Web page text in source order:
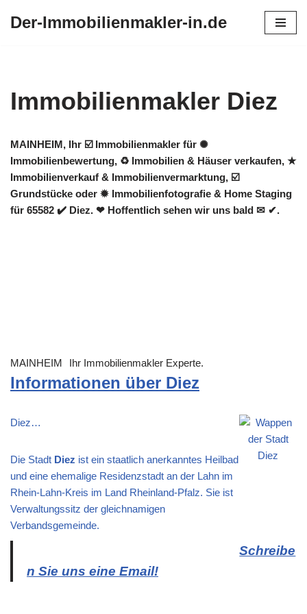
Der-Immobilienmakler-in.de
Immobilienmakler Diez
MAINHEIM, Ihr ☑️ Immobilienmakler für ✺
Immobilienbewertung, ♻ Immobilien & Häuser verkaufen, ★
Immobilienverkauf & Immobilienvermarktung, ☑️
Grundstücke oder ✹ Immobilienfotografie & Home Staging
für 65582 ✔️ Diez. ❤ Hoffentlich sehen wir uns bald ✉ ✔.
MAINHEIM Ihr Immobilienmakler Experte.
Informationen über Diez
Diez…
Die Stadt Diez ist ein staatlich anerkanntes Heilbad
und eine ehemalige Residenzstadt an der Lahn im
Rhein-Lahn-Kreis im Land Rheinland-Pfalz. Sie ist
Verwaltungssitz der gleichnamigen
Verbandsgemeinde.
Schreibe
n Sie uns eine Email!